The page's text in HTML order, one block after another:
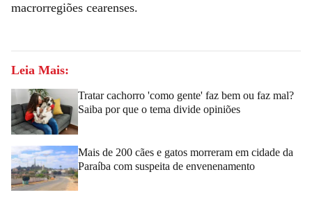
macrorregiões cearenses.
Leia Mais:
Tratar cachorro 'como gente' faz bem ou faz mal?
Saiba por que o tema divide opiniões
Mais de 200 cães e gatos morreram em cidade da
Paraíba com suspeita de envenenamento